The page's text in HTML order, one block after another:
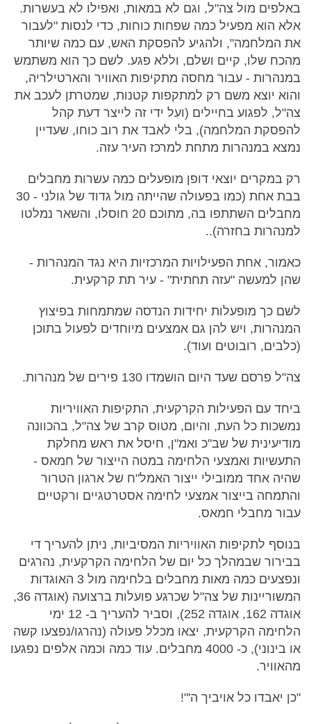
באלפים מול צה"ל, וגם לא במאות, ואפילו לא בעשרות.
אלא הוא מפעיל כמה שפחות כוחות, כדי לנסות "לעבור
את המלחמה", ולהגיע להפסקת האש, עם כמה שיותר
מהכח שלו, קיים ושלם, וללא פגע. לשם כך הוא משתמש
במנהרות - עבור מחסה מתקיפות האוויר והארטילריה,
והוא יוצא משם רק למתקפות קטנות, שמטרתן לעכב את
צה"ל, לפגוע בחיילים (ועל ידי זה לייצר דעת קהל
להפסקת המלחמה), בלי לאבד את רוב כוחו, שעדיין
נמצא במנהרות מתחת למרכז העיר עזה.
רק במקרים יוצאי דופן מופעלים כמה עשרות מחבלים
בבת אחת (כמו בפעולה שהייתה מול גדוד של גולני - 30
מחבלים השתתפו בה, מתוכם 20 חוסלו, והשאר נמלטו
למנהרות בחזרה)..
כאמור, אחת הפעילויות המרכזיות היא נגד המנהרות -
שהן למעשה "עזה תחתית" - עיר תת קרקעית.
לשם כך מופעלות יחידות הנדסה שמתמחות בפיצוץ
המנהרות, ויש להן גם אמצעים מיוחדים לפעול בתוכן
(כלבים, רובוטים ועוד).
צה"ל פרסם שעד היום הושמדו 130 פירים של מנהרות.
ביחד עם הפעילות הקרקעית, התקיפות האוויריות
נמשכות כל העת, והיום, מטוס קרב של צה"ל, בהכוונה
מודיעינית של שב"כ ואמ"ן, חיסל את ראש מחלקת
התעשיות ואמצעי הלחימה במטה הייצור של חמאס -
שהיה אחד ממובילי ייצור האמל"ח של ארגון הטרור
והתמחה בייצור אמצעי לחימה אסטרטגיים ורקטיים
עבור מחבלי חמאס.
בנוסף לתקיפות האוויריות המסיביות, ניתן להעריך די
בבירור שבמהלך כל יום של הלחימה הקרקעית, נהרגים
ונפצעים כמה מאות מחבלים בלחימה מול 3 האוגדות
המשוריינות של צה"ל שכרגע פועלות ברצועה (אוגדה 36,
אוגדה 162, אוגדה 252), וסביר להעריך ב- 12 ימי
הלחימה הקרקעית, יצאו מכלל פעולה (נהרגו/נפצעו קשה
או בינוני), כ- 4000 מחבלים. עוד כמה וכמה אלפים נפגעו
מהאוויר.
"כן יאבדו כל אויביך ה'"!